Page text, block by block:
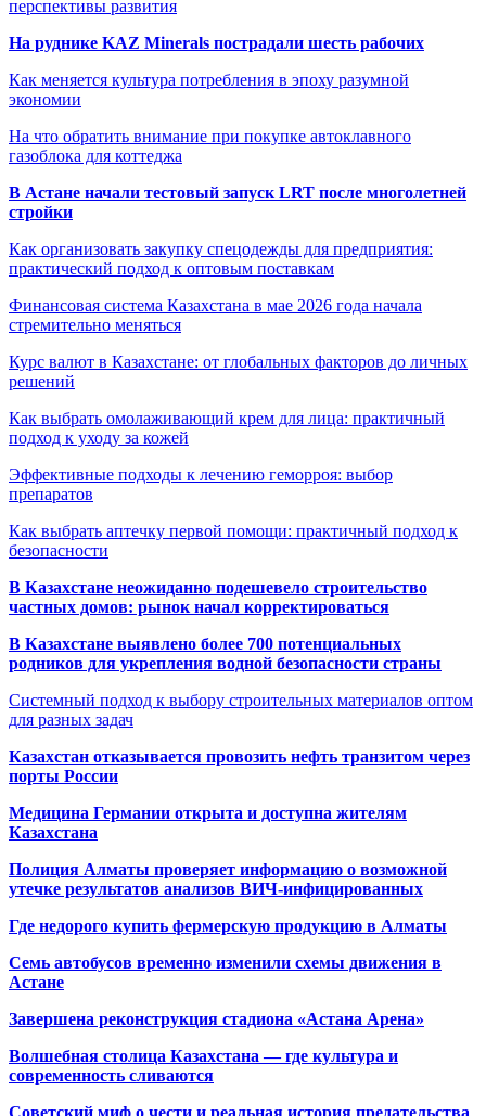
перспективы развития
На руднике KAZ Minerals пострадали шесть рабочих
Как меняется культура потребления в эпоху разумной
экономии
На что обратить внимание при покупке автоклавного
газоблока для коттеджа
В Астане начали тестовый запуск LRT после многолетней
стройки
Как организовать закупку спецодежды для предприятия:
практический подход к оптовым поставкам
Финансовая система Казахстана в мае 2026 года начала
стремительно меняться
Курс валют в Казахстане: от глобальных факторов до личных
решений
Как выбрать омолаживающий крем для лица: практичный
подход к уходу за кожей
Эффективные подходы к лечению геморроя: выбор
препаратов
Как выбрать аптечку первой помощи: практичный подход к
безопасности
В Казахстане неожиданно подешевело строительство
частных домов: рынок начал корректироваться
В Казахстане выявлено более 700 потенциальных
родников для укрепления водной безопасности страны
Системный подход к выбору строительных материалов оптом
для разных задач
Казахстан отказывается провозить нефть транзитом через
порты России
Медицина Германии открыта и доступна жителям
Казахстана
Полиция Алматы проверяет информацию о возможной
утечке результатов анализов ВИЧ-инфицированных
Где недорого купить фермерскую продукцию в Алматы
Семь автобусов временно изменили схемы движения в
Астане
Завершена реконструкция стадиона «Астана Арена»
Волшебная столица Казахстана — где культура и
современность сливаются
Советский миф о чести и реальная история предательства